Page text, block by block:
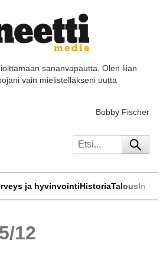
sananvapautta. Olen liian
vain mielistelläkseni uutta
Bobby Fischer
ja hyvinvointiHistoriaTalousIn
12